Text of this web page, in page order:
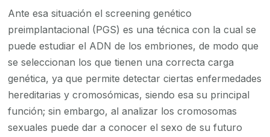
Ante esa situación el screening genético
preimplantacional (PGS) es una técnica con la cual se
puede estudiar el ADN de los embriones, de modo que
se seleccionan los que tienen una correcta carga
genética, ya que permite detectar ciertas enfermedades
hereditarias y cromosómicas, siendo esa su principal
función; sin embargo, al analizar los cromosomas
sexuales puede dar a conocer el sexo de su futuro